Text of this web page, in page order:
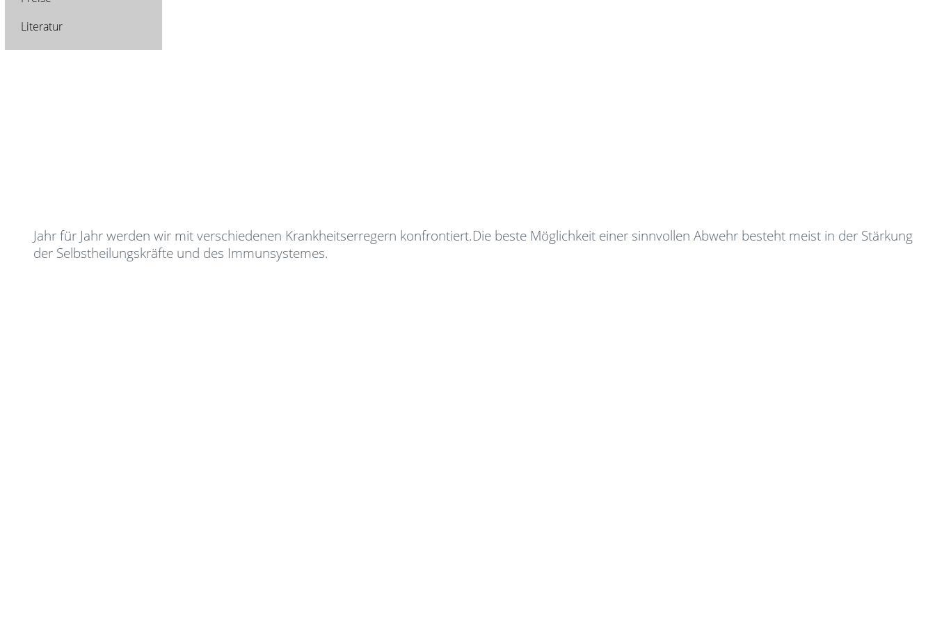
Literatur
Jahr für Jahr werden wir mit verschiedenen Krankheitserregern konfrontiert.Die beste Möglichkeit einer sinnvollen Abwehr besteht meist in der Stärkung
der Selbstheilungskräfte und des Immunsystemes.